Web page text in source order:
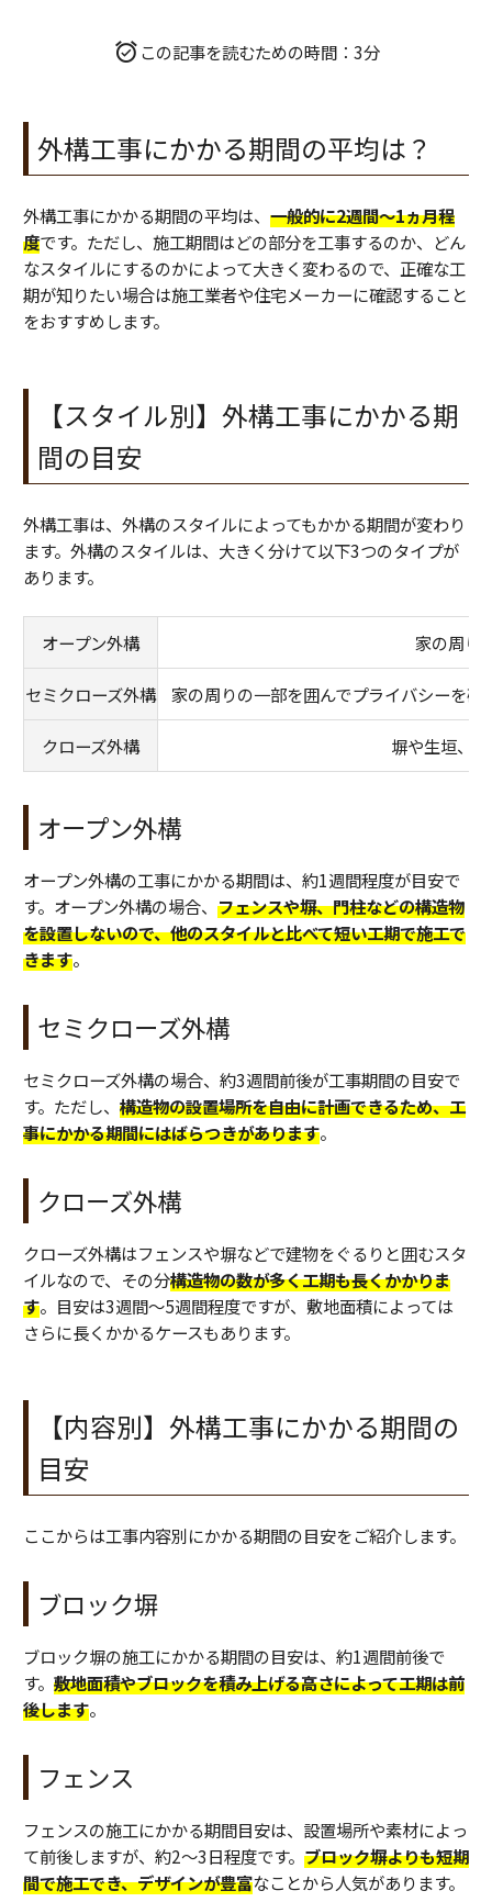
この記事を読むための時間：3分
外構工事にかかる期間の平均は？
外構工事にかかる期間の平均は、 一般的に2週間〜1ヵ月程
度です。ただし、施工期間はどの部分を工事するのか、どん
なスタイルにするのかによって大きく変わるので、正確な工
期が知りたい場合は施工業者や住宅メーカーに確認すること
をおすすめします。
【スタイル別】外構工事にかかる期
間の目安
外構工事は、外構のスタイルによってもかかる期間が変わり
ます。外構のスタイルは、大きく分けて以下3つのタイプが
あります。
オープン外構 家の周り
セミクローズ外構 家の周りの一部を囲んでプライバシーを
クローズ外構 塀や生垣、
オープン外構
オープン外構の工事にかかる期間は、約1週間程度が目安で
す。オープン外構の場合、 フェンスや塀、門柱などの構造物
を設置しないので、他のスタイルと比べて短い工期で施工で
きます。
セミクローズ外構
セミクローズ外構の場合、約3週間前後が工事期間の目安で
す。ただし、 構造物の設置場所を自由に計画できるため、工
事にかかる期間にはばらつきがあります。
クローズ外構
クローズ外構はフェンスや塀などで建物をぐるりと囲むスタ
イルなので、その分構造物の数が多く工期も長くかかりま
す。目安は3週間～5週間程度ですが、敷地面積によっては
さらに長くかかるケースもあります。
【内容別】外構工事にかかる期間の
目安
ここからは工事内容別にかかる期間の目安をご紹介します。
ブロック塀
ブロック塀の施工にかかる期間の目安は、約1週間前後で
す。 敷地面積やブロックを積み上げる高さによって工期は前
後します。
フェンス
フェンスの施工にかかる期間目安は、設置場所や素材によっ
て前後しますが、約2〜3日程度です。 ブロック塀よりも短期
間で施工でき、デザインが豊富なことから人気があります。